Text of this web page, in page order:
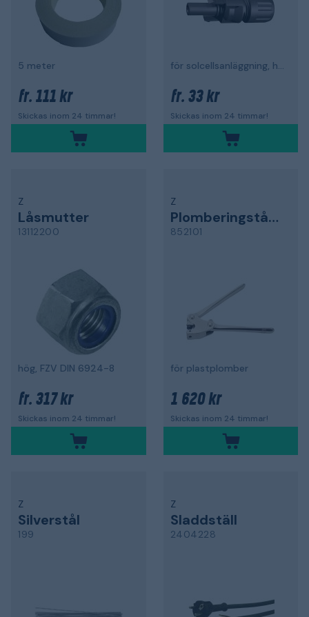
5 meter
fr. 111 kr
Skickas inom 24 timmar!
för solcellsanläggning, hona, 5,9-8,8 mm
fr. 33 kr
Skickas inom 24 timmar!
Z
Låsmutter
13112200
hög, FZV DIN 6924-8
fr. 317 kr
Skickas inom 24 timmar!
Z
Plomberingstång
852101
för plastplomber
1 620 kr
Skickas inom 24 timmar!
Z
Silverstål
199
Z
Sladdställ
2404228